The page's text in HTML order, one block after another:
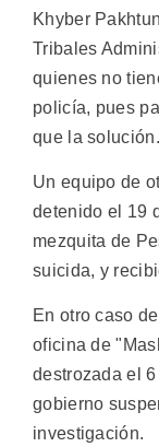
Khyber
Tribales
quienes no
policía, pues
que la solución.
Un equipo de
detenido el 19
mezquita de
suicida, y
En otro caso
oficina de
destrozada el
gobierno
investigación.